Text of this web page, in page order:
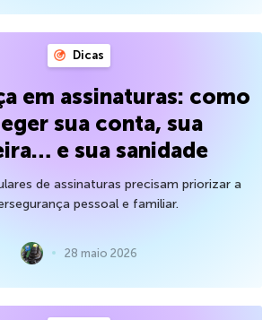
Dicas
em assinaturas: como
sua conta, sua
e sua sanidade
de assinaturas precisam priorizar a
pessoal e familiar.
28 maio 2026